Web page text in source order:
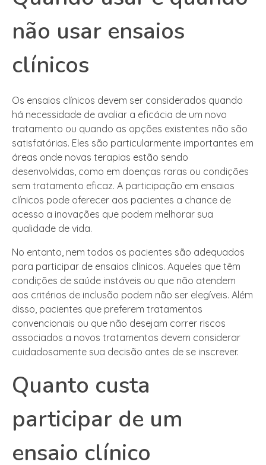
não usar ensaios
clínicos
Os ensaios clínicos devem ser considerados quando
há necessidade de avaliar a eficácia de um novo
tratamento ou quando as opções existentes não são
satisfatórias. Eles são particularmente importantes em
áreas onde novas terapias estão sendo
desenvolvidas, como em doenças raras ou condições
sem tratamento eficaz. A participação em ensaios
clínicos pode oferecer aos pacientes a chance de
acesso a inovações que podem melhorar sua
qualidade de vida.
No entanto, nem todos os pacientes são adequados
para participar de ensaios clínicos. Aqueles que têm
condições de saúde instáveis ou que não atendem
aos critérios de inclusão podem não ser elegíveis. Além
disso, pacientes que preferem tratamentos
convencionais ou que não desejam correr riscos
associados a novos tratamentos devem considerar
cuidadosamente sua decisão antes de se inscrever.
Quanto custa
participar de um
ensaio clínico